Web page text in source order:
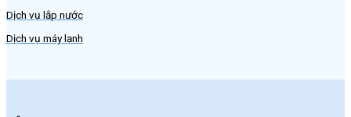
Dịch vụ lắp nước
Dịch vụ máy lạnh